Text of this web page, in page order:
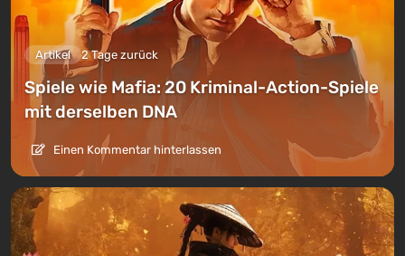
Artikel 2 Tage zurück
Spiele wie Mafia: 20 Kriminal-Action-Spiele
mit derselben DNA
Einen Kommentar hinterlassen